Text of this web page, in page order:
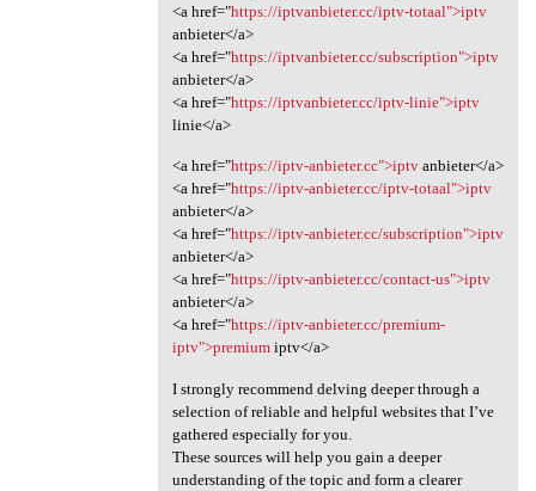
<a href="https://iptvanbieter.cc/iptv-totaal">iptv
anbieter</a>
<a href="https://iptvanbieter.cc/subscription">iptv
anbieter</a>
<a href="https://iptvanbieter.cc/iptv-linie">iptv
linie</a>
<a href="https://iptv-anbieter.cc">iptvanbieter</a>
<a href="https://iptv-anbieter.cc/iptv-totaal">iptv
anbieter</a>
<a href="https://iptv-anbieter.cc/subscription">iptv
anbieter</a>
<a href="https://iptv-anbieter.cc/contact-us">iptv
anbieter</a>
<a href="https://iptv-anbieter.cc/premium-
iptv">premiumiptv</a>
I strongly recommend delving deeper through a
selection of reliable and helpful websites that I’ve
gathered especially for you.
These sources will help you gain a deeper
understanding of the topic and form a clearer